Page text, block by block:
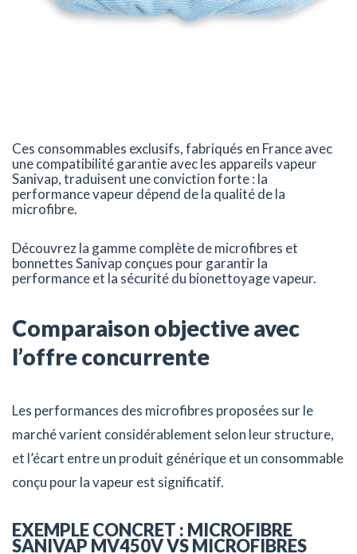
Ces consommables exclusifs, fabriqués en France avec
une compatibilité garantie avec les appareils vapeur
Sanivap, traduisent une conviction forte : la
performance vapeur dépend de la qualité de la
microfibre.
Découvrez la gamme complète de microfibres et
bonnettes Sanivap conçues pour garantir la
performance et la sécurité du bionettoyage vapeur.
Comparaison objective avec
l’offre concurrente
Les performances des microfibres proposées sur le
marché varient considérablement selon leur structure,
et l’écart entre un produit générique et un consommable
conçu pour la vapeur est significatif.
EXEMPLE CONCRET : MICROFIBRE
SANIVAP MV450V VS MICROFIBRES